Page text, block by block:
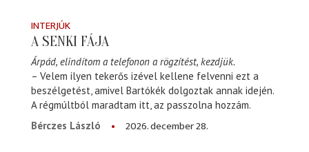
INTERJÚK
A SENKI FÁJA
Árpád, elindítom a telefonon a rögzítést, kezdjük.
– Velem ilyen tekerős izével kellene felvenni ezt a
beszélgetést, amivel Bartókék dolgoztak annak idején.
A régmúltból maradtam itt, az passzolna hozzám.
Bérczes László
2026. december 28.